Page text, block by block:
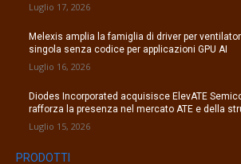
Luglio 17, 2026
Melexis amplia la famiglia di driver per
singola senza codice per applicazioni GPU AI
Luglio 16, 2026
Diodes Incorporated acquisisce ElevATE
rafforza la presenza nel mercato ATE e della
Luglio 15, 2026
PRODOTTI